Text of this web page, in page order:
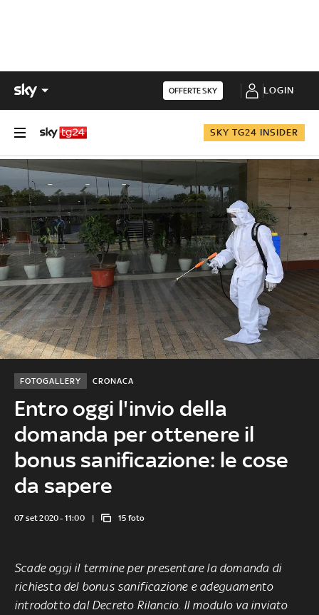
OFFERTE SKY LOGIN
SKY TG24 INSIDER
Entro oggi l'invio della
domanda per ottenere il
bonus sanificazione: le cose
da sapere
CRONACA
FOTOGALLERY
07 set 2020 - 11:00 15 foto
Scade oggi il termine per presentare la domanda di
richiesta del bonus sanificazione e adeguamento
introdotto dal Decreto Rilancio. Il modulo va inviato